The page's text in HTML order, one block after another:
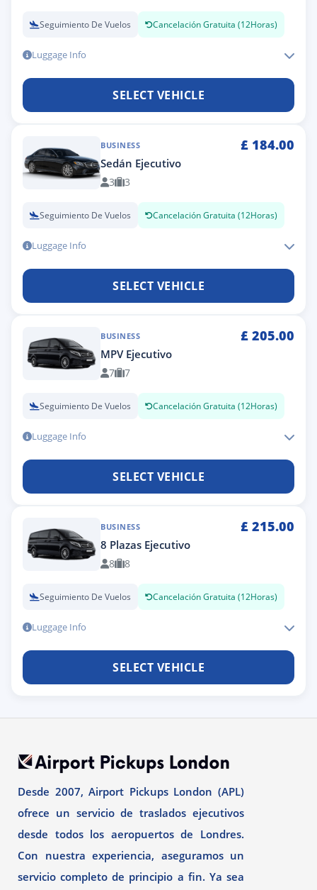
Seguimiento De Vuelos Cancelación Gratuita (12Horas)
Luggage Info
SELECT VEHICLE
BUSINESS £ 184.00
Sedán Ejecutivo
3 3
Seguimiento De Vuelos Cancelación Gratuita (12Horas)
Luggage Info
SELECT VEHICLE
BUSINESS £ 205.00
MPV Ejecutivo
7 7
Seguimiento De Vuelos Cancelación Gratuita (12Horas)
Luggage Info
SELECT VEHICLE
BUSINESS £ 215.00
8 Plazas Ejecutivo
8 8
Seguimiento De Vuelos Cancelación Gratuita (12Horas)
Luggage Info
SELECT VEHICLE
Desde 2007, Airport Pickups London (APL)
ofrece un servicio de traslados ejecutivos
desde todos los aeropuertos de Londres.
Con nuestra experiencia, aseguramos un
servicio completo de principio a fin. Ya sea